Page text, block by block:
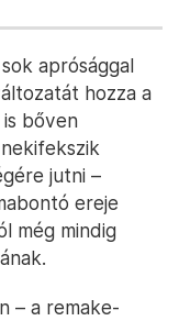
aprósággal
hozza a
bőven
jutni –
ereje
még mindig
– a remake-